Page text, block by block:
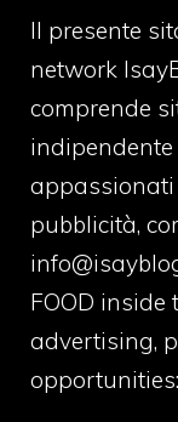
Il presente
network
comprende
appassionati
pubblicità,
FOOD inside
advertising,
opportunities: